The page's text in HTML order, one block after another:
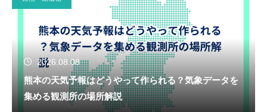
2026.08.08
熊本の天気予報はどうやって作られる？気象データを
集める観測所の場所解説